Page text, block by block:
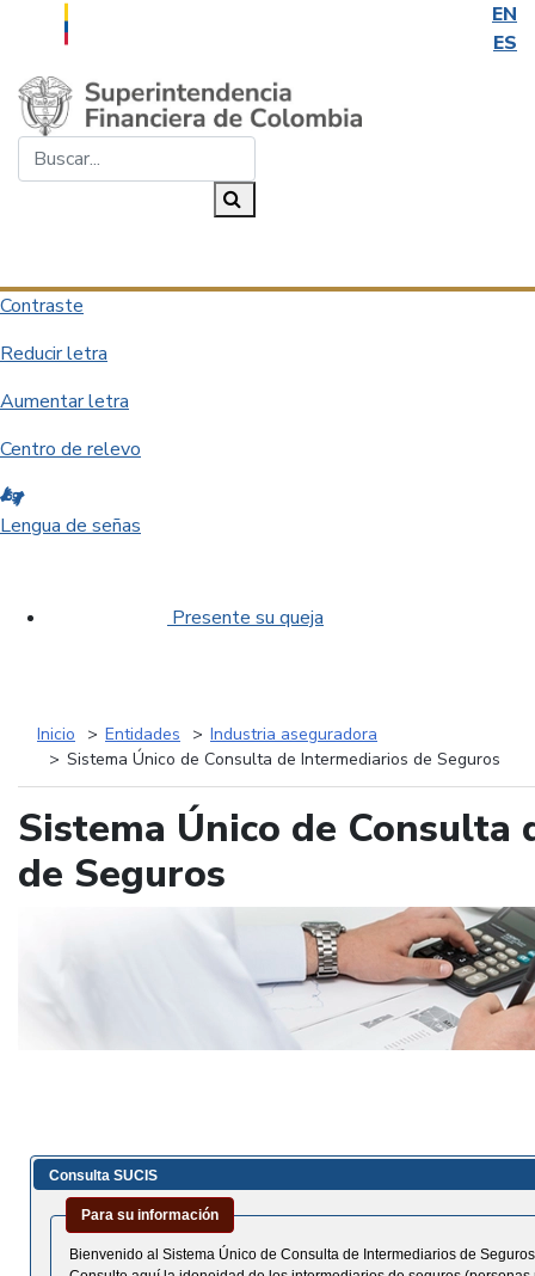
EN
ES
Saltar al contenido principal
Contraste
Reducir letra
Aumentar letra
Centro de relevo
Lengua de señas
Presente su queja
Inicio Entidades
Industria aseguradora
Sistema Único de Consulta de Intermediarios de Seguros
Sistema Único de Consulta
de Seguros